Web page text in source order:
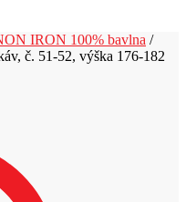
IRON 100% bavlna /
č. 51-52, výška 176-182